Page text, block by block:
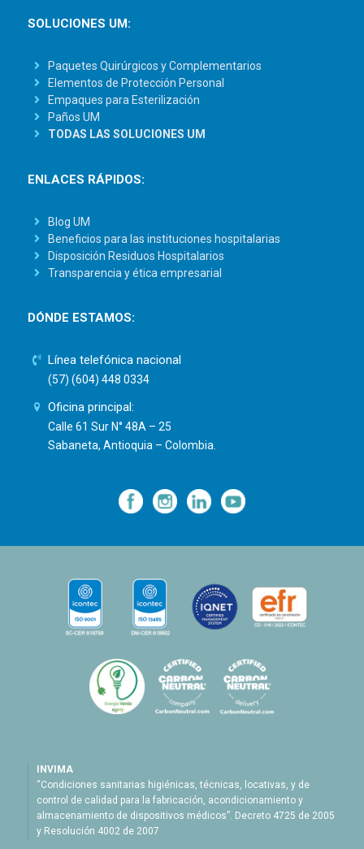
SOLUCIONES UM:
Paquetes Quirúrgicos y Complementarios
Elementos de Protección Personal
Empaques para Esterilización
Paños UM
TODAS LAS SOLUCIONES UM
ENLACES RÁPIDOS:
Blog UM
Beneficios para las instituciones hospitalarias
Disposición Residuos Hospitalarios
Transparencia y ética empresarial
DÓNDE ESTAMOS:
Línea telefónica nacional
(57) (604) 448 0334
Oficina principal:
Calle 61 Sur N° 48A – 25
Sabaneta, Antioquia – Colombia.
— — —
INVIMA
“Condiciones sanitarias higiénicas, técnicas, locativas, y de
control de calidad para la fabricación, acondicionamiento y
almacenamiento de dispositivos médicos”. Decreto 4725 de 2005
y Resolución 4002 de 2007